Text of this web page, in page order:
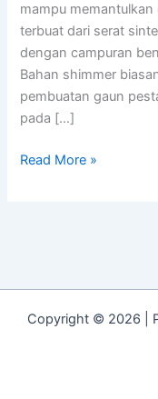
mampu
terbuat dari serat
dengan campuran
Bahan shimmer
pembuatan gaun
pada […]
Sering
Read More »
Copyright © 2026 |